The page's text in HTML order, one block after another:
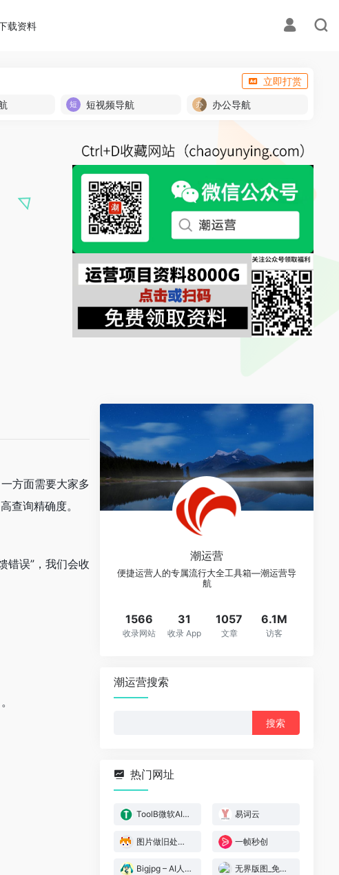
载资料
立即打赏
短视频导航 办公导航
方面需要大家多
查询精确度。
错误”，我们会收
潮运营
便捷运营人的专属流行大全工具箱—潮运营导
航
1566
收录网站
31
收录 App
1057
文章
6.1M
访客
潮运营搜索
热门网址
ToolB微软AI文字转语音 易词云
图片做旧处理工具 一帧秒创
Bigjpg – AI人工智能图片无损放大 无界版图_免费人工智能AI绘画工具